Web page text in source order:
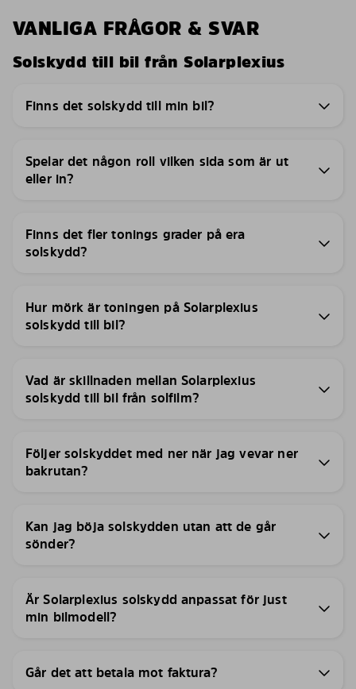
VANLIGA FRÅGOR & SVAR
Solskydd till bil från Solarplexius
Finns det solskydd till min bil?
Spelar det någon roll vilken sida som är ut
eller in?
Finns det fler tonings grader på era
solskydd?
Hur mörk är toningen på Solarplexius
solskydd till bil?
Vad är skillnaden mellan Solarplexius
solskydd till bil från solfilm?
Följer solskyddet med ner när jag vevar ner
bakrutan?
Kan jag böja solskydden utan att de går
sönder?
Är Solarplexius solskydd anpassat för just
min bilmodell?
Går det att betala mot faktura?